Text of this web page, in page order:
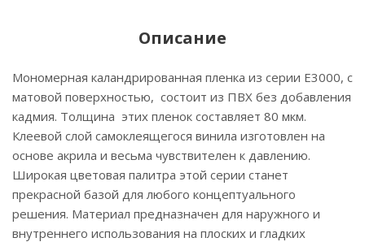
Описание
Мономерная каландрированная пленка из серии Е3000, с
матовой поверхностью, состоит из ПВХ без добавления
кадмия. Толщина этих пленок составляет 80 мкм.
Клеевой слой самоклеящегося винила изготовлен на
основе акрила и весьма чувствителен к давлению.
Широкая цветовая палитра этой серии станет
прекрасной базой для любого концептуального
решения. Материал предназначен для наружного и
внутреннего использования на плоских и гладких